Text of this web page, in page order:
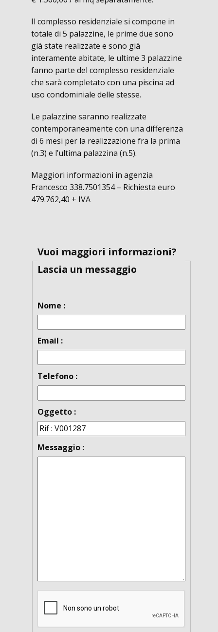
Il complesso residenziale si compone in
totale di 5 palazzine, le prime due sono
già state realizzate e sono già
interamente abitate, le ultime 3 palazzine
fanno parte del complesso residenziale
che sarà completato con una piscina ad
uso condominiale delle stesse.
Le palazzine saranno realizzate
contemporaneamente con una differenza
di 6 mesi per la realizzazione fra la prima
(n.3) e l’ultima palazzina (n.5).
Maggiori informazioni in agenzia
Francesco 338.7501354 – Richiesta euro
479.762,40 + IVA
Vuoi maggiori informazioni?
Lascia un messaggio
Nome :
Email :
Telefono :
Oggetto :
Messaggio :